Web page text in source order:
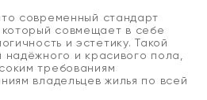
современный стандарт
который совмещает в себе
и эстетику. Такой
и красивого пола,
требованиям
владельцев жилья по всей